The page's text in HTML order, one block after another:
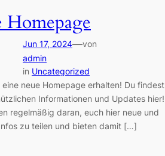
Homepage
Jun 17, 2024—von
admin
in Uncategorized
eine neue Homepage erhalten! Du findest
Informationen und Updates hier!
regelmäßig daran, euch hier neue und
zu teilen und bieten damit […]